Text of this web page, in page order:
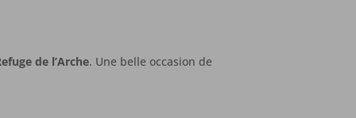
de l’Arche. Une belle occasion de